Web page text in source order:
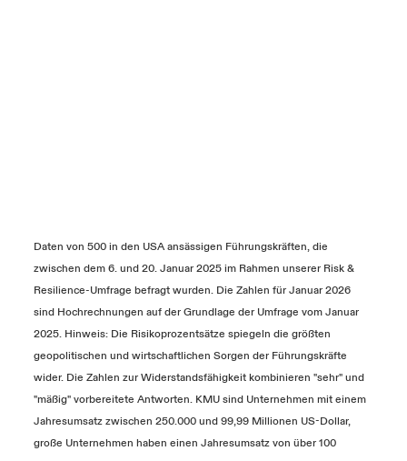
Daten von 500 in den USA ansässigen Führungskräften, die
zwischen dem 6. und 20. Januar 2025 im Rahmen unserer Risk &
Resilience-Umfrage befragt wurden. Die Zahlen für Januar 2026
sind Hochrechnungen auf der Grundlage der Umfrage vom Januar
2025. Hinweis: Die Risikoprozentsätze spiegeln die größten
geopolitischen und wirtschaftlichen Sorgen der Führungskräfte
wider. Die Zahlen zur Widerstandsfähigkeit kombinieren "sehr" und
"mäßig" vorbereitete Antworten. KMU sind Unternehmen mit einem
Jahresumsatz zwischen 250.000 und 99,99 Millionen US-Dollar,
große Unternehmen haben einen Jahresumsatz von über 100